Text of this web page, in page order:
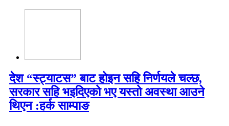
देश “स्ट्याटस” बाट होइन सहि निर्णयले चल्छ,
सरकार सहि भइदिएको भए यस्तो अवस्था आउने
थिएन :हर्क साम्पाङ